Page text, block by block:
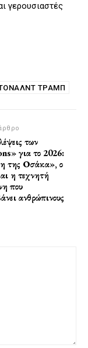
γερουσιαστές
ΤΡΑΜΠ
των
για το 2026:
της Οσάκα», ο
η τεχνητή
που
ανθρώπινους